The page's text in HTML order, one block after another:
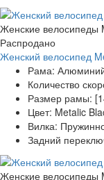
Женские велосипеды
Распродано
Женский велосипед
Рама:
Количество
Размер рамы:
Цвет: Metalic
Вилка:
Задний
Женские велосипеды